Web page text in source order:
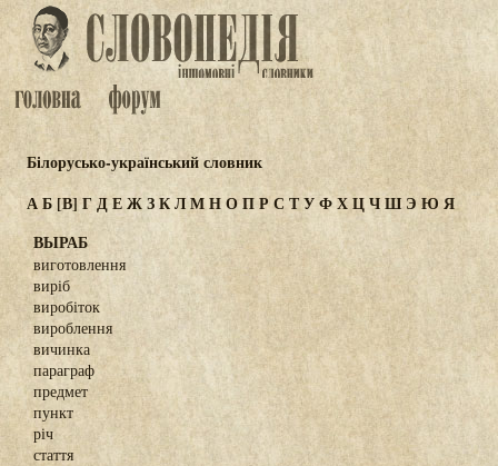
Білорусько-український словник
АБ [В] ГДЕЖЗКЛМНОПР С ТУФХЦЧШЭ Ю Я
ВЫРАБ
виготовлення
виріб
виробіток
вироблення
вичинка
параграф
предмет
пункт
річ
стаття